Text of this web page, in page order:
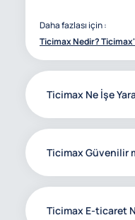
Daha fazlası için :
Ticimax Nedir?
Ticimax Ne İşe
Ticimax Güvenilir
Ticimax E-ticaret